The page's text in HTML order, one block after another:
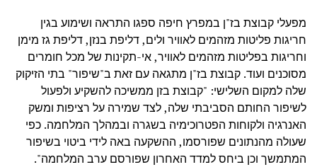
מפעלי קבוצת בז"ן במפרץ חיפה ספגו התראה ושימוע בגין
חריגות פליטות מזהמים לאוויר ולים, דליפת בנזן, דליפת גז מימן
וחריגות בפליטות מזהמים לאוויר, אי-תקינות של מכל חומרים
מסוכנים ועוד. קבוצת בז"ן מתגאה עם זאת ב"שיפור" בתי הזיקוק
שלה למקום השלישי: "קבוצת בזן ממשיכה להשקיע ולפעול
לשיפור החותם הסביבתי שלה, לצד שמירה על רציפות ומשק
האנרגיה ולקוחות הפטרוכימיה בשגרה ובמהלך המלחמה. כפי
שעולה מהנתונים שפורסמו, ההשקעה באה לידי ביטוי בשיפור
המתמשך וכן ביחס למדד האחרון שפורסם ערב המלחמה".